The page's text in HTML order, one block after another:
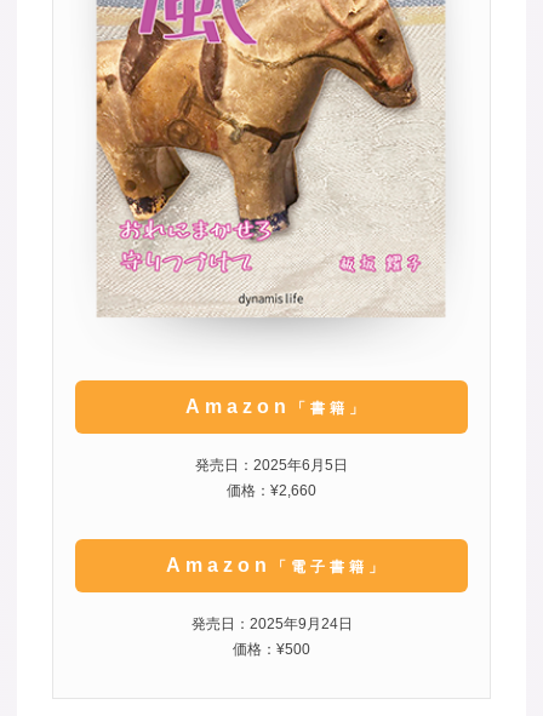
Amazon 「書籍」
発売日：2025年6月5日
価格：¥2,660
Amazon 「電子書籍」
発売日：2025年9月24日
価格：¥500